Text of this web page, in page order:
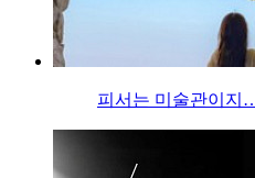
피서는 미술관이지